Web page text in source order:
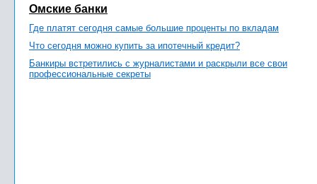
Омские банки
Где платят сегодня самые большие проценты по вкладам
Что сегодня можно купить за ипотечный кредит?
Банкиры встретились с журналистами и раскрыли все свои
профессиональные секреты